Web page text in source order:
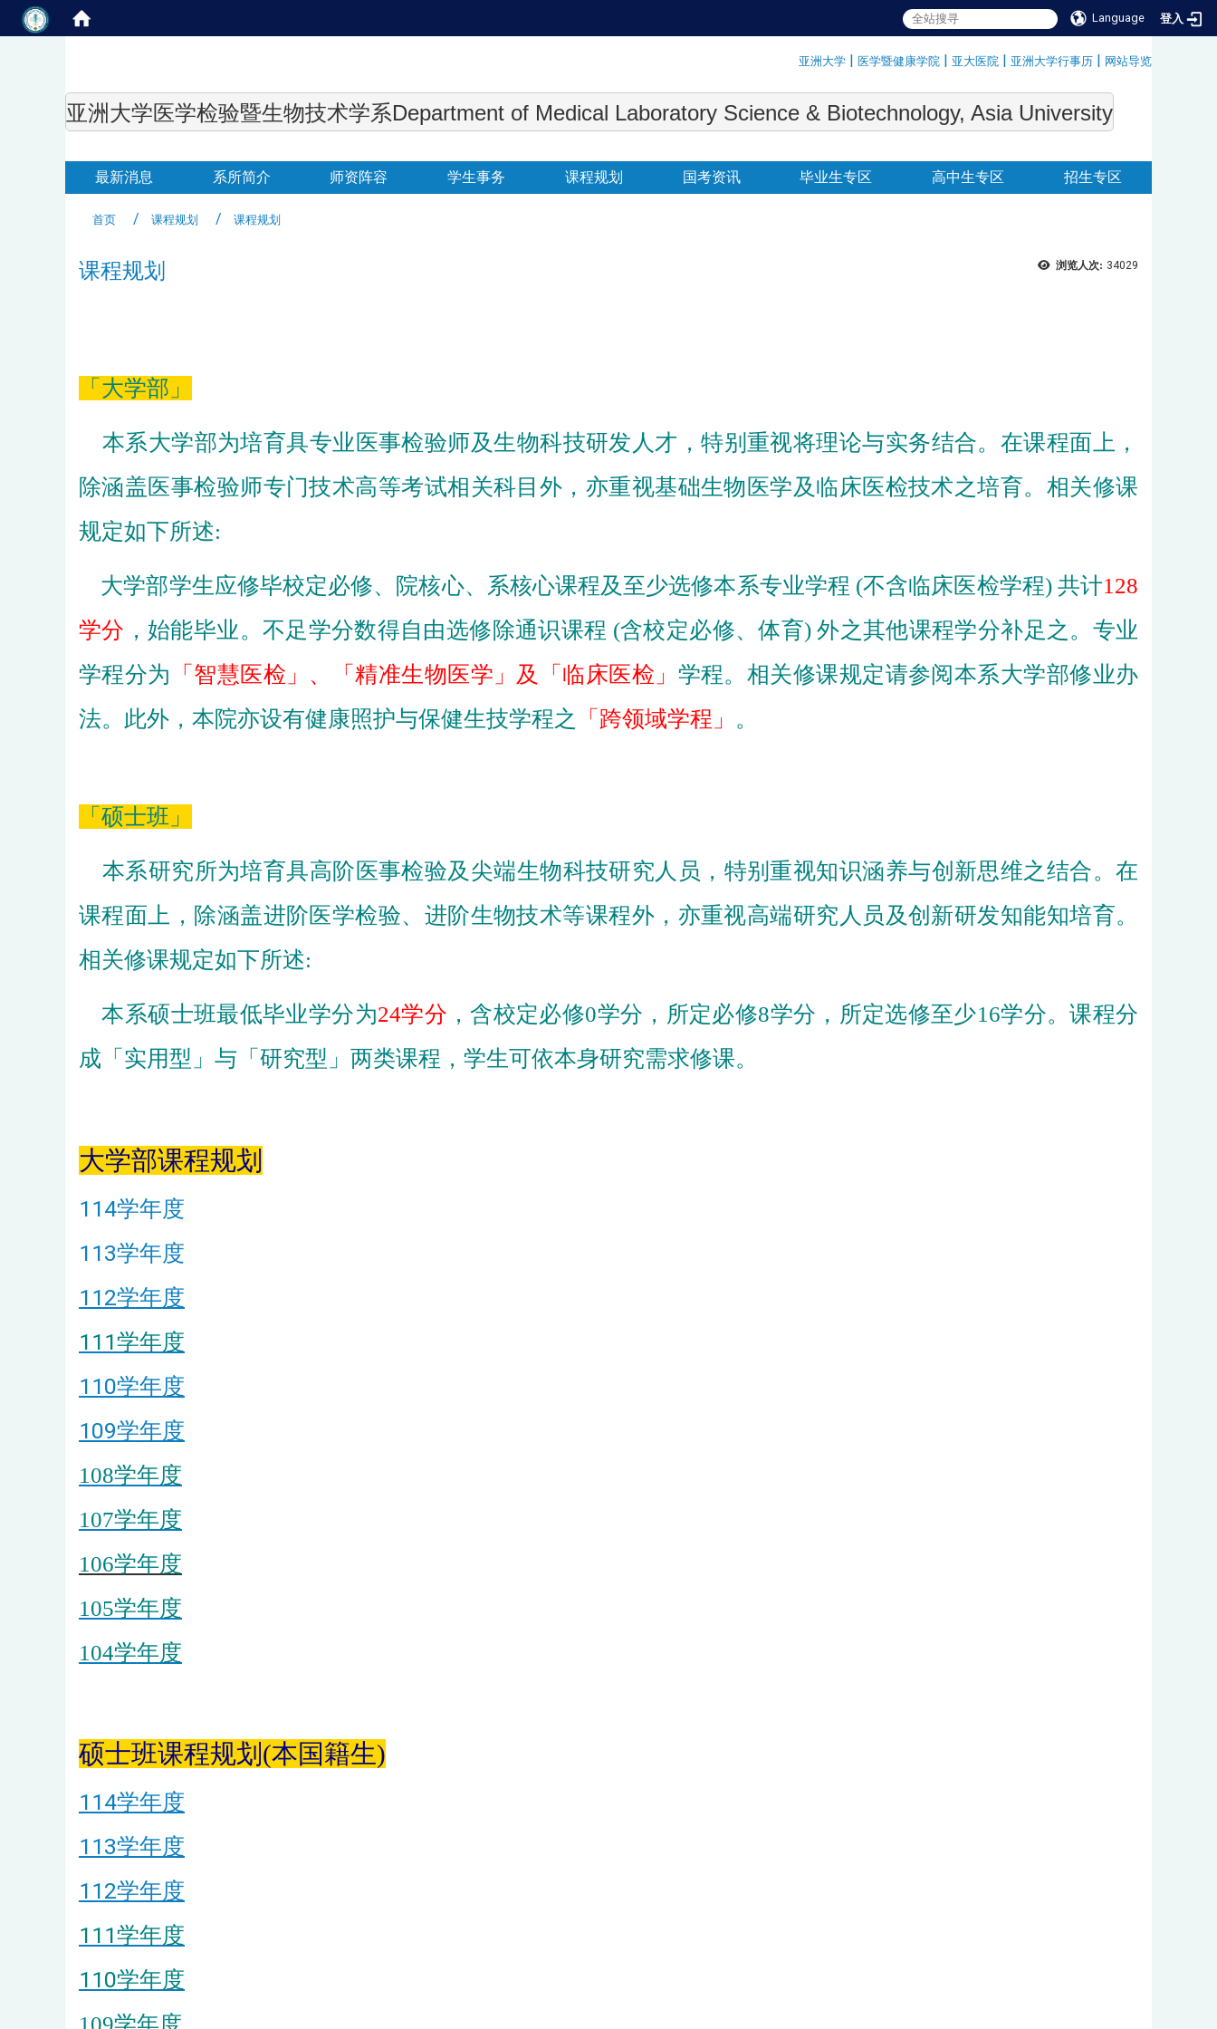
Language 登入
亚洲大学 | 医学暨健康学院 | 亚大医院 | 亚洲大学行事历 | 网站导览
亚洲大学医学检验暨生物技术学系Department of Medical Laboratory Science & Biotechnology, Asia University
:::
最新消息 系所简介 师资阵容 学生事务 课程规划 国考资讯 毕业生专区 高中生专区 招生专区
首页 课程规划 课程规划
浏览人次: 34029
课程规划
「大学部」
本系大学部为培育具专业医事检验师及生物科技研发人才，特别重视将理论与实务结合。在课程面上，
除涵盖医事检验师专门技术高等考试相关科目外，亦重视基础生物医学及临床医检技术之培育。相关修课
规定如下所述:
大学部学生应修毕校定必修、院核心、系核心课程及至少选修本系专业学程 (不含临床医检学程) 共计128
学分 ，始能毕业。不足学分数得自由选修除通识课程 (含校定必修、体育) 外之其他课程学分补足之。专业
学程分为
「智慧医检」 、 「精准生物医学」 及「临床医检」 学程。相关修课规定请参阅本系大学部修业办
法。此外，本院亦设有健康照护与保健生技学程之
「 跨领域学程 」 。
「硕士班」
本系研究所为培育具高阶医事检验及尖端生物科技研究人员，特别重视知识涵养与创新思维之结合。在
课程面上，除涵盖进阶医学检验、进阶生物技术等课程外，亦重视高端研究人员及创新研发知能知培育。
相关修课规定如下所述:
本系硕士班最低毕业学分为24学分 ，含校定必修0学分，所定必修8学分，所定选修至少16学分。课程分
成「实用型」与「研究型」两类课程，学生可依本身研究需求修课。
大学部课程规划
114学年度
113学年度
112学年度
111学年度
110学年度
109学年度
108学年度
107学年度
106学年度
105学年度
104学年度
硕士班课程规划(本国籍生)
114学年度
113学年度
112学年度
111学年度
110学年度